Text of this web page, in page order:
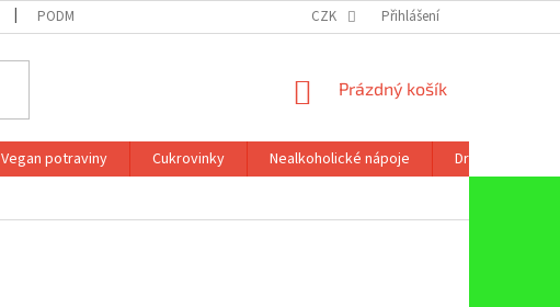
PODMÍNKY OCHRANY OSOBNÍCH ÚDAJŮ CZK Přihlášení
NÁKUPNÍ
Prázdný košík
Vegan potraviny Cukrovinky Nealkoholické nápoje Drogerie